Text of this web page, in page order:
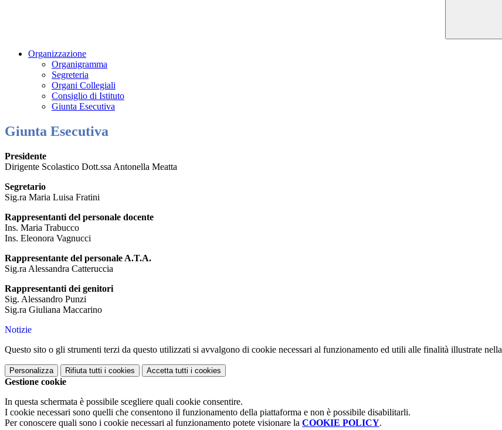
Organizzazione
Organigramma
Segreteria
Organi Collegiali
Consiglio di Istituto
Giunta Esecutiva
Giunta Esecutiva
Presidente
Dirigente Scolastico Dott.ssa Antonella Meatta
Segretario
Sig.ra Maria Luisa Fratini
Rappresentanti del personale docente
Ins. Maria Trabucco
Ins. Eleonora Vagnucci
Rappresentante del personale A.T.A.
Sig.ra Alessandra Catteruccia
Rappresentanti dei genitori
Sig. Alessandro Punzi
Sig.ra Giuliana Maccarino
Notizie
Questo sito o gli strumenti terzi da questo utilizzati si avvalgono di cookie necessari al funzionamento ed utili alle finalità illustrate nella
Personalizza Rifiuta tutti i cookies Accetta tutti i cookies
Gestione cookie
In questa schermata è possibile scegliere quali cookie consentire.
I cookie necessari sono quelli che consentono il funzionamento della piattaforma e non è possibile disabilitarli.
Per conoscere quali sono i cookie necessari al funzionamento potete visionare la COOKIE POLICY.